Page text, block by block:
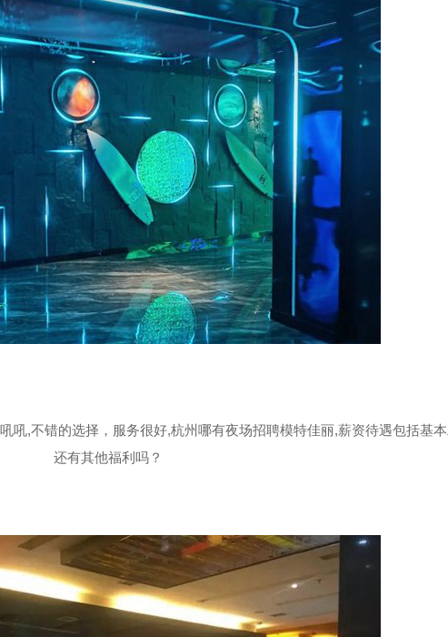
吼,不错的选择，服务很好,杭州哪有夜场招聘模特佳丽,薪资待遇包括基
还有其他福利吗？